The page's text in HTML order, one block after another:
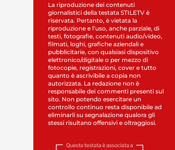
La riproduzione dei contenuti
giornalistici della testata STILETV è
riservata. Pertanto, è vietata la
riproduzione e l’uso, anche parziale, di
testi, fotografie, contenuti audio/video,
filmati, loghi, grafiche aziendali e
pubblicitarie, con qualsiasi dispositivo
elettronico/digitale o per mezzo di
fotocopie, registrazioni, cover e tutto
quanto è ascrivibile a copia non
autorizzata. La redazione non è
responsabile dei commenti presenti sul
sito. Non potendo esercitare un
controllo continuo resta disponibile ad
eliminarli su segnalazione qualora gli
stessi risultano offensivi e oltraggiosi.